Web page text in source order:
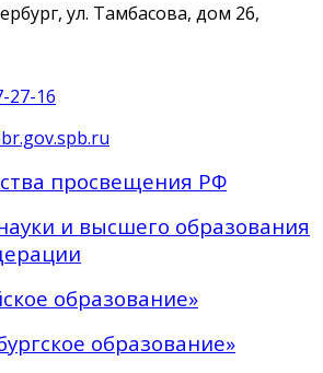
ул. Тамбасова, дом 26,
27-16
просвещения РФ
и высшего образования
образование»
образование»